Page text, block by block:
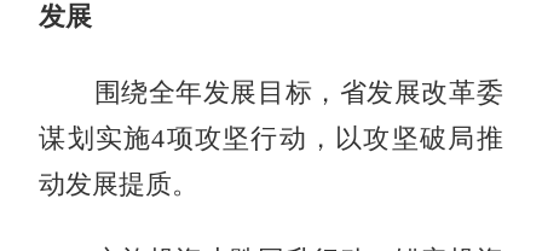
发展
围绕全年发展目标，省发展改革委
谋划实施4项攻坚行动，以攻坚破局推
动发展提质。